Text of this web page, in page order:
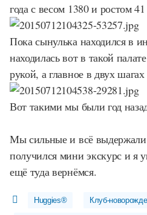
года с весом 1380 и ростом
Пока сынулька находился в
находилась вот в такой
рукой, а главное в двух
Вот такими мы были год
Мы сильные и всё
получился мини экскурс и я
ещё туда вернёмся.
Huggies® Клуб-